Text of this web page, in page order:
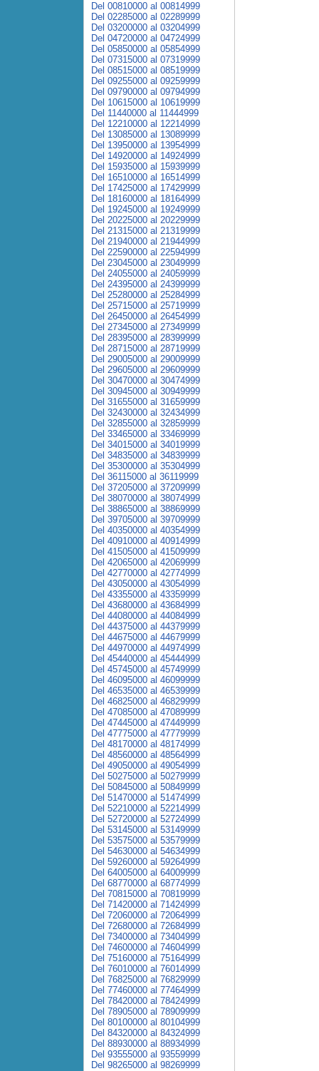
Del 00810000 al 00814999
Del 02285000 al 02289999
Del 03200000 al 03204999
Del 04720000 al 04724999
Del 05850000 al 05854999
Del 07315000 al 07319999
Del 08515000 al 08519999
Del 09255000 al 09259999
Del 09790000 al 09794999
Del 10615000 al 10619999
Del 11440000 al 11444999
Del 12210000 al 12214999
Del 13085000 al 13089999
Del 13950000 al 13954999
Del 14920000 al 14924999
Del 15935000 al 15939999
Del 16510000 al 16514999
Del 17425000 al 17429999
Del 18160000 al 18164999
Del 19245000 al 19249999
Del 20225000 al 20229999
Del 21315000 al 21319999
Del 21940000 al 21944999
Del 22590000 al 22594999
Del 23045000 al 23049999
Del 24055000 al 24059999
Del 24395000 al 24399999
Del 25280000 al 25284999
Del 25715000 al 25719999
Del 26450000 al 26454999
Del 27345000 al 27349999
Del 28395000 al 28399999
Del 28715000 al 28719999
Del 29005000 al 29009999
Del 29605000 al 29609999
Del 30470000 al 30474999
Del 30945000 al 30949999
Del 31655000 al 31659999
Del 32430000 al 32434999
Del 32855000 al 32859999
Del 33465000 al 33469999
Del 34015000 al 34019999
Del 34835000 al 34839999
Del 35300000 al 35304999
Del 36115000 al 36119999
Del 37205000 al 37209999
Del 38070000 al 38074999
Del 38865000 al 38869999
Del 39705000 al 39709999
Del 40350000 al 40354999
Del 40910000 al 40914999
Del 41505000 al 41509999
Del 42065000 al 42069999
Del 42770000 al 42774999
Del 43050000 al 43054999
Del 43355000 al 43359999
Del 43680000 al 43684999
Del 44080000 al 44084999
Del 44375000 al 44379999
Del 44675000 al 44679999
Del 44970000 al 44974999
Del 45440000 al 45444999
Del 45745000 al 45749999
Del 46095000 al 46099999
Del 46535000 al 46539999
Del 46825000 al 46829999
Del 47085000 al 47089999
Del 47445000 al 47449999
Del 47775000 al 47779999
Del 48170000 al 48174999
Del 48560000 al 48564999
Del 49050000 al 49054999
Del 50275000 al 50279999
Del 50845000 al 50849999
Del 51470000 al 51474999
Del 52210000 al 52214999
Del 52720000 al 52724999
Del 53145000 al 53149999
Del 53575000 al 53579999
Del 54630000 al 54634999
Del 59260000 al 59264999
Del 64005000 al 64009999
Del 68770000 al 68774999
Del 70815000 al 70819999
Del 71420000 al 71424999
Del 72060000 al 72064999
Del 72680000 al 72684999
Del 73400000 al 73404999
Del 74600000 al 74604999
Del 75160000 al 75164999
Del 76010000 al 76014999
Del 76825000 al 76829999
Del 77460000 al 77464999
Del 78420000 al 78424999
Del 78905000 al 78909999
Del 80100000 al 80104999
Del 84320000 al 84324999
Del 88930000 al 88934999
Del 93555000 al 93559999
Del 98265000 al 98269999